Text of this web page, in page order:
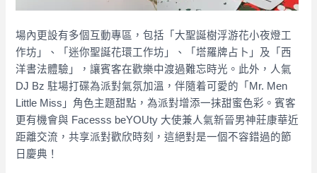
場內更設有多個互動專區，包括「大聖誕樹浮游花小夜燈工
作坊」、「迷你聖誕花環工作坊」、「塔羅牌占卜」及「西
洋書法體驗」，讓賓客在歡樂中渡過難忘時光。此外，人氣
DJ Bz 駐場打碟為派對氣氛加溫，伴隨着可愛的「Mr. Men
Little Miss」角色主題甜點，為派對增添一抹甜蜜色彩。賓客
更有機會與 Facesss beYOUty 大使兼人氣新晉男神莊康華近
距離交流，共享派對歡欣時刻，這絕對是一個不容錯過的節
日慶典！